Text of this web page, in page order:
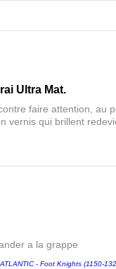
Ultra Mat.
faire attention, au
vernis qui brillent
a la grappe
- Foot Knights (1150-